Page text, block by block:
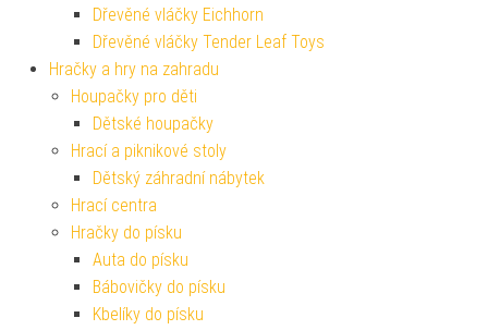
Dřevěné vláčky Eichhorn
Dřevěné vláčky Tender Leaf Toys
Hračky a hry na zahradu
Houpačky pro děti
Dětské houpačky
Hrací a piknikové stoly
Dětský záhradní nábytek
Hrací centra
Hračky do písku
Auta do písku
Bábovičky do písku
Kbelíky do písku